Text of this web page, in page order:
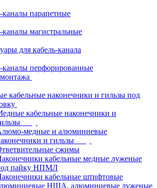
каналы парапетные
каналы магистральные
для кабель-канала
каналы перфорированные
кабельные наконечники и гильзы под
кабельные наконечники и
медные и алюминиевые
и гильзы
сжимы
кабельные медные луженые
пайку НПМЛ
кабельные штифтовые
НША, алюминиевые луженые